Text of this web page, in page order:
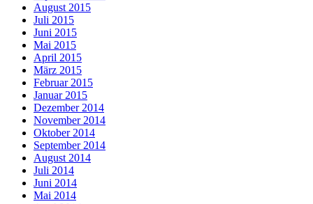
August 2015
Juli 2015
Juni 2015
Mai 2015
April 2015
März 2015
Februar 2015
Januar 2015
Dezember 2014
November 2014
Oktober 2014
September 2014
August 2014
Juli 2014
Juni 2014
Mai 2014